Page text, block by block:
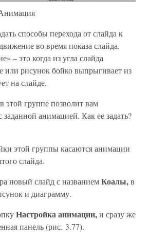
способы перехода от слайда к
во время показа слайда.
– это когда из угла слайда
или рисунок бойко выпрыгивает из
на слайде.
этой группе позволит вам
заданной анимацией. Как ее задать?
этой группы касаются анимации
слайда.
новый слайд с названиемКоалы,в
и диаграмму.
Настройка анимации,и сразу же
панель (рис. 3.77).